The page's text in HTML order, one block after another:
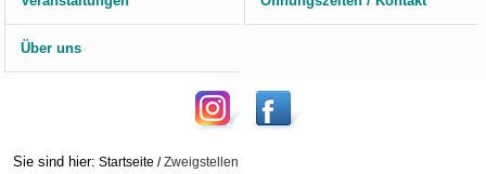
Über uns
Sie sind hier: Startseite /Zweigstellen